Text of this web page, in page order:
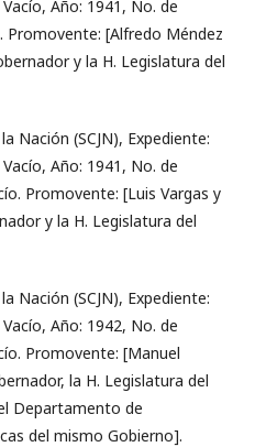
Año: 1941, No. de
Promovente: [Alfredo Méndez
y la H. Legislatura del
Nación (SCJN), Expediente:
Año: 1941, No. de
Promovente: [Luis Vargas y
y la H. Legislatura del
Nación (SCJN), Expediente:
Año: 1942, No. de
Promovente: [Manuel
la H. Legislatura del
Departamento de
del mismo Gobierno].